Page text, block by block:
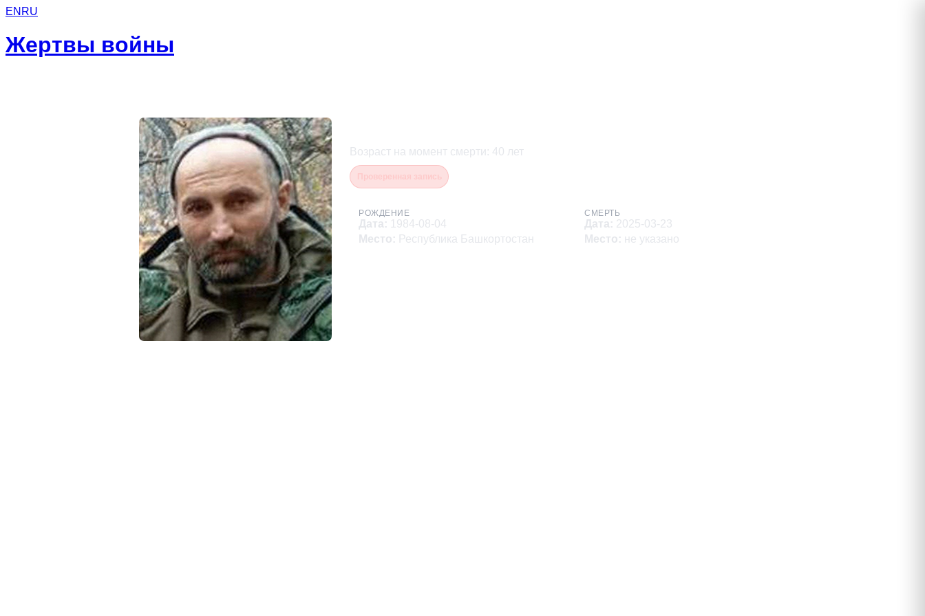
EN RU
Жертвы войны
Возраст на момент смерти : 40 лет
РОЖДЕНИЕ
Дата: 1984-08-04
Место: Республика Башкортостан
СМЕРТЬ
Дата: 2025-03-23
Место: не указано